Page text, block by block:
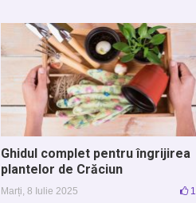
Ghidul complet pentru îngrijirea
plantelor de Crăciun
Marți, 8 Iulie 2025 1